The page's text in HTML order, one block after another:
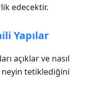
edecektir.
Yapılar
açıklar ve nasıl
neyin tetiklediğini